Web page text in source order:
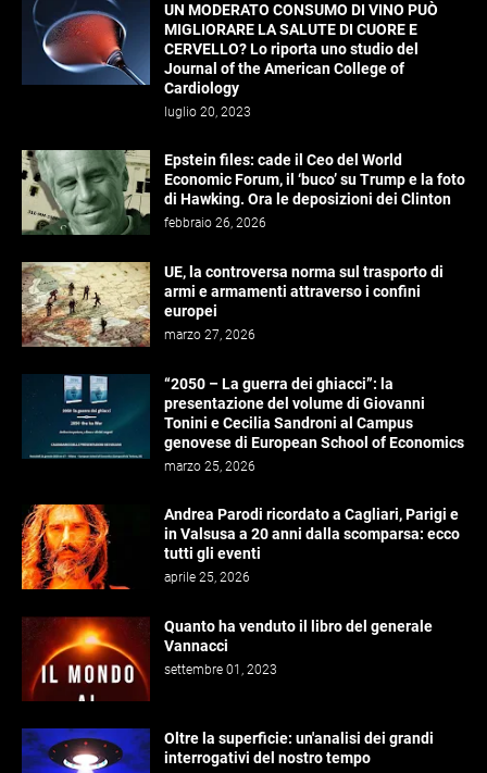
UN MODERATO CONSUMO DI VINO PUÒ
MIGLIORARE LA SALUTE DI CUORE E
CERVELLO? Lo riporta uno studio del
Journal of the American College of
Cardiology
luglio 20, 2023
Epstein files: cade il Ceo del World
Economic Forum, il ‘buco’ su Trump e la foto
di Hawking. Ora le deposizioni dei Clinton
febbraio 26, 2026
UE, la controversa norma sul trasporto di
armi e armamenti attraverso i confini
europei
marzo 27, 2026
“2050 – La guerra dei ghiacci”: la
presentazione del volume di Giovanni
Tonini e Cecilia Sandroni al Campus
genovese di European School of Economics
marzo 25, 2026
Andrea Parodi ricordato a Cagliari, Parigi e
in Valsusa a 20 anni dalla scomparsa: ecco
tutti gli eventi
aprile 25, 2026
Quanto ha venduto il libro del generale
Vannacci
settembre 01, 2023
Oltre la superficie: un'analisi dei grandi
interrogativi del nostro tempo